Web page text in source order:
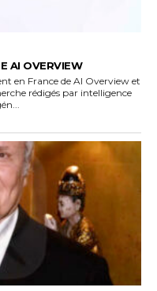
AI OVERVIEW
en France de AI Overview et
rédigés par intelligence